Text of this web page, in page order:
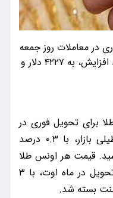
در معاملات روز جمعه
و پیش از تعطیلی بازار، با ۰.۳ درصد افزایش، به ۴۲۲۷ دلار و
طلا برای تحویل فوری در
معاملات روز جمعه و پیش از تعطیلی بازار، با ۰.۳ درصد
دلار و ۱۷ سنت رسید. قیمت هر اونس طلا
در بازار معاملات آتی آمریکا برای تحویل در ماه اوت، با ۳